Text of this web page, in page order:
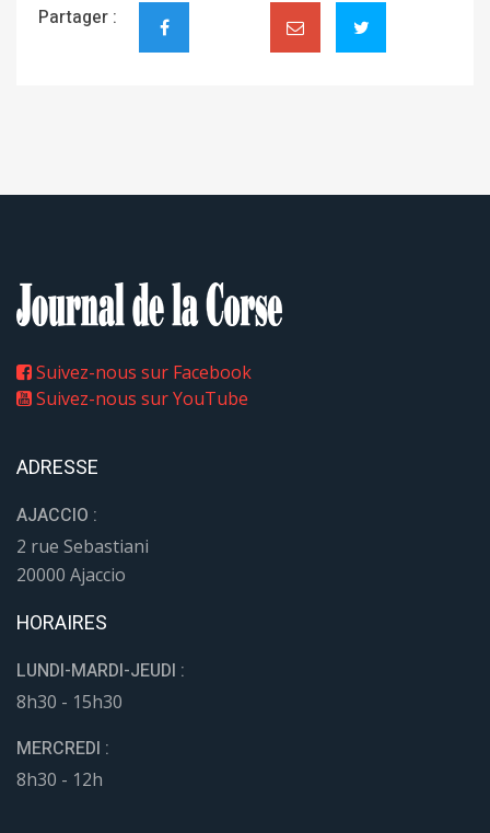
Partager :
Suivez-nous sur Facebook
Suivez-nous sur YouTube
ADRESSE
AJACCIO :
2 rue Sebastiani
20000 Ajaccio
HORAIRES
LUNDI-MARDI-JEUDI :
8h30 - 15h30
MERCREDI :
8h30 - 12h